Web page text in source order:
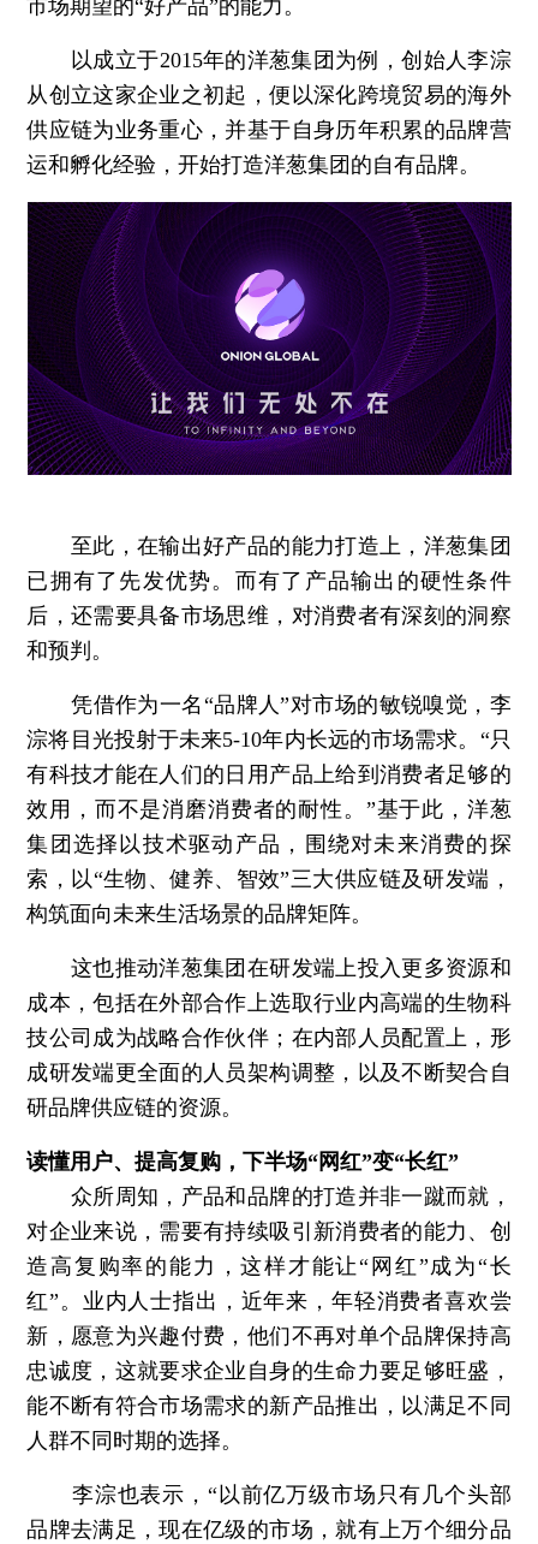
市场期望的“好产品”的能力。
以成立于2015年的洋葱集团为例，创始人李淙
从创立这家企业之初起，便以深化跨境贸易的海外
供应链为业务重心，并基于自身历年积累的品牌营
运和孵化经验，开始打造洋葱集团的自有品牌。
至此，在输出好产品的能力打造上，洋葱集团
已拥有了先发优势。而有了产品输出的硬性条件
后，还需要具备市场思维，对消费者有深刻的洞察
和预判。
凭借作为一名“品牌人”对市场的敏锐嗅觉，李
淙将目光投射于未来5-10年内长远的市场需求。“只
有科技才能在人们的日用产品上给到消费者足够的
效用，而不是消磨消费者的耐性。”基于此，洋葱
集团选择以技术驱动产品，围绕对未来消费的探
索，以“生物、健养、智效”三大供应链及研发端，
构筑面向未来生活场景的品牌矩阵。
这也推动洋葱集团在研发端上投入更多资源和
成本，包括在外部合作上选取行业内高端的生物科
技公司成为战略合作伙伴；在内部人员配置上，形
成研发端更全面的人员架构调整，以及不断契合自
研品牌供应链的资源。
读懂用户、提高复购，下半场“网红”变“长红”
众所周知，产品和品牌的打造并非一蹴而就，
对企业来说，需要有持续吸引新消费者的能力、创
造高复购率的能力，这样才能让“网红”成为“长
红”。业内人士指出，近年来，年轻消费者喜欢尝
新，愿意为兴趣付费，他们不再对单个品牌保持高
忠诚度，这就要求企业自身的生命力要足够旺盛，
能不断有符合市场需求的新产品推出，以满足不同
人群不同时期的选择。
李淙也表示，“以前亿万级市场只有几个头部
品牌去满足，现在亿级的市场，就有上万个细分品